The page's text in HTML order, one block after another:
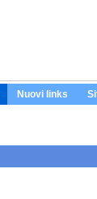
Nuovi links